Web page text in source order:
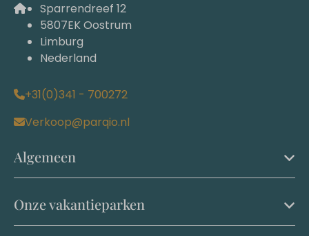
Sparrendreef 12
5807EK Oostrum
Limburg
Nederland
+31(0)341 - 700272
Verkoop@parqio.nl
Algemeen
Onze vakantieparken